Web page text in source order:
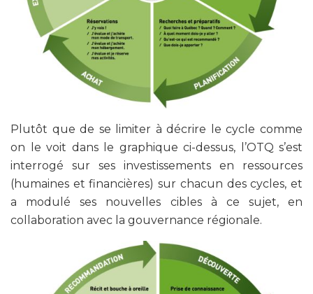
Plutôt que de se limiter à décrire le cycle comme
on le voit dans le graphique ci-dessus, l’OTQ s’est
interrogé sur ses investissements en ressources
(humaines et financières) sur chacun des cycles, et
a modulé ses nouvelles cibles à ce sujet, en
collaboration avec la gouvernance régionale.